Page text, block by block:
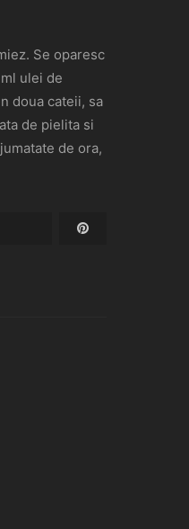
Se oparesc
ulei de
doua cateii, sa
de pielita si
de ora,